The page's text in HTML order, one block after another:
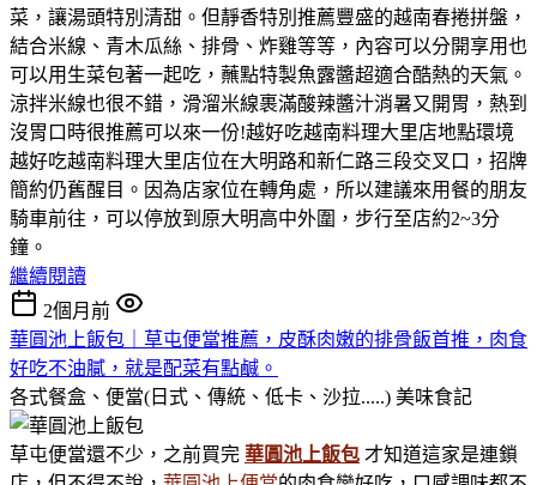
菜，讓湯頭特別清甜。但靜香特別推薦豐盛的越南春捲拼盤，
結合米線、青木瓜絲、排骨、炸雞等等，內容可以分開享用也
可以用生菜包著一起吃，蘸點特製魚露醬超適合酷熱的天氣。
涼拌米線也很不錯，滑溜米線裹滿酸辣醬汁消暑又開胃，熱到
沒胃口時很推薦可以來一份!越好吃越南料理大里店地點環境
越好吃越南料理大里店位在大明路和新仁路三段交叉口，招牌
簡約仍舊醒目。因為店家位在轉角處，所以建議來用餐的朋友
騎車前往，可以停放到原大明高中外圍，步行至店約2~3分
鐘。
繼續閱讀
2個月前
華圓池上飯包｜草屯便當推薦，皮酥肉嫩的排骨飯首推，肉食
好吃不油膩，就是配菜有點鹹。
各式餐盒、便當(日式、傳統、低卡、沙拉.....) 美味食記
草屯便當還不少，之前買完 華圓池上飯包 才知道這家是連鎖